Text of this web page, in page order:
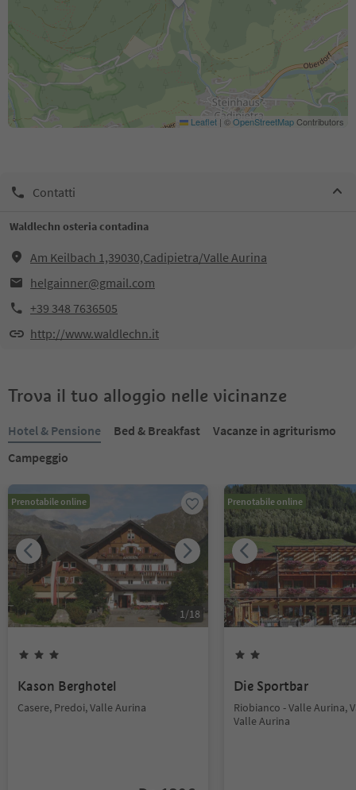
Leaflet | ©OpenStreetMapContributors
Contatti
Waldlechn osteria contadina
Am Keilbach 1,39030,Cadipietra/Valle Aurina
helgainner@gmail.com
+39 348 7636505
http://www.waldlechn.it
Trova il tuo alloggio nelle vicinanze
Hotel & Pensione Bed & Breakfast
Vacanze in agriturismo
Campeggio
Prenotabile online
1/18
Kason Berghotel
Casere, Predoi, Valle Aurina
Prenotabile online
Die Sportbar
Riobianco - Valle Aurina,
Valle Aurina